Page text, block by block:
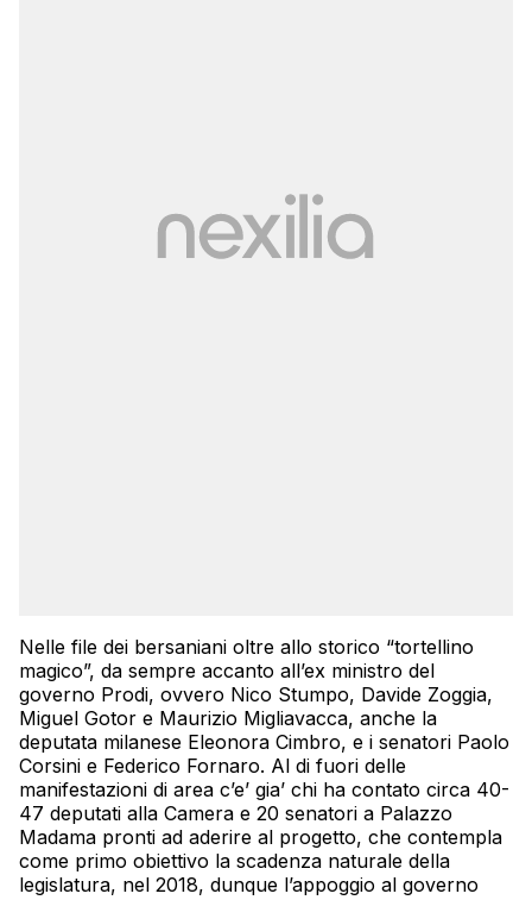
Nelle file dei bersaniani oltre allo storico “tortellino
magico”, da sempre accanto all’ex ministro del
governo Prodi, ovvero Nico Stumpo, Davide Zoggia,
Miguel Gotor e Maurizio Migliavacca, anche la
deputata milanese Eleonora Cimbro, e i senatori Paolo
Corsini e Federico Fornaro. Al di fuori delle
manifestazioni di area c’e’ gia’ chi ha contato circa 40-
47 deputati alla Camera e 20 senatori a Palazzo
Madama pronti ad aderire al progetto, che contempla
come primo obiettivo la scadenza naturale della
legislatura, nel 2018, dunque l’appoggio al governo